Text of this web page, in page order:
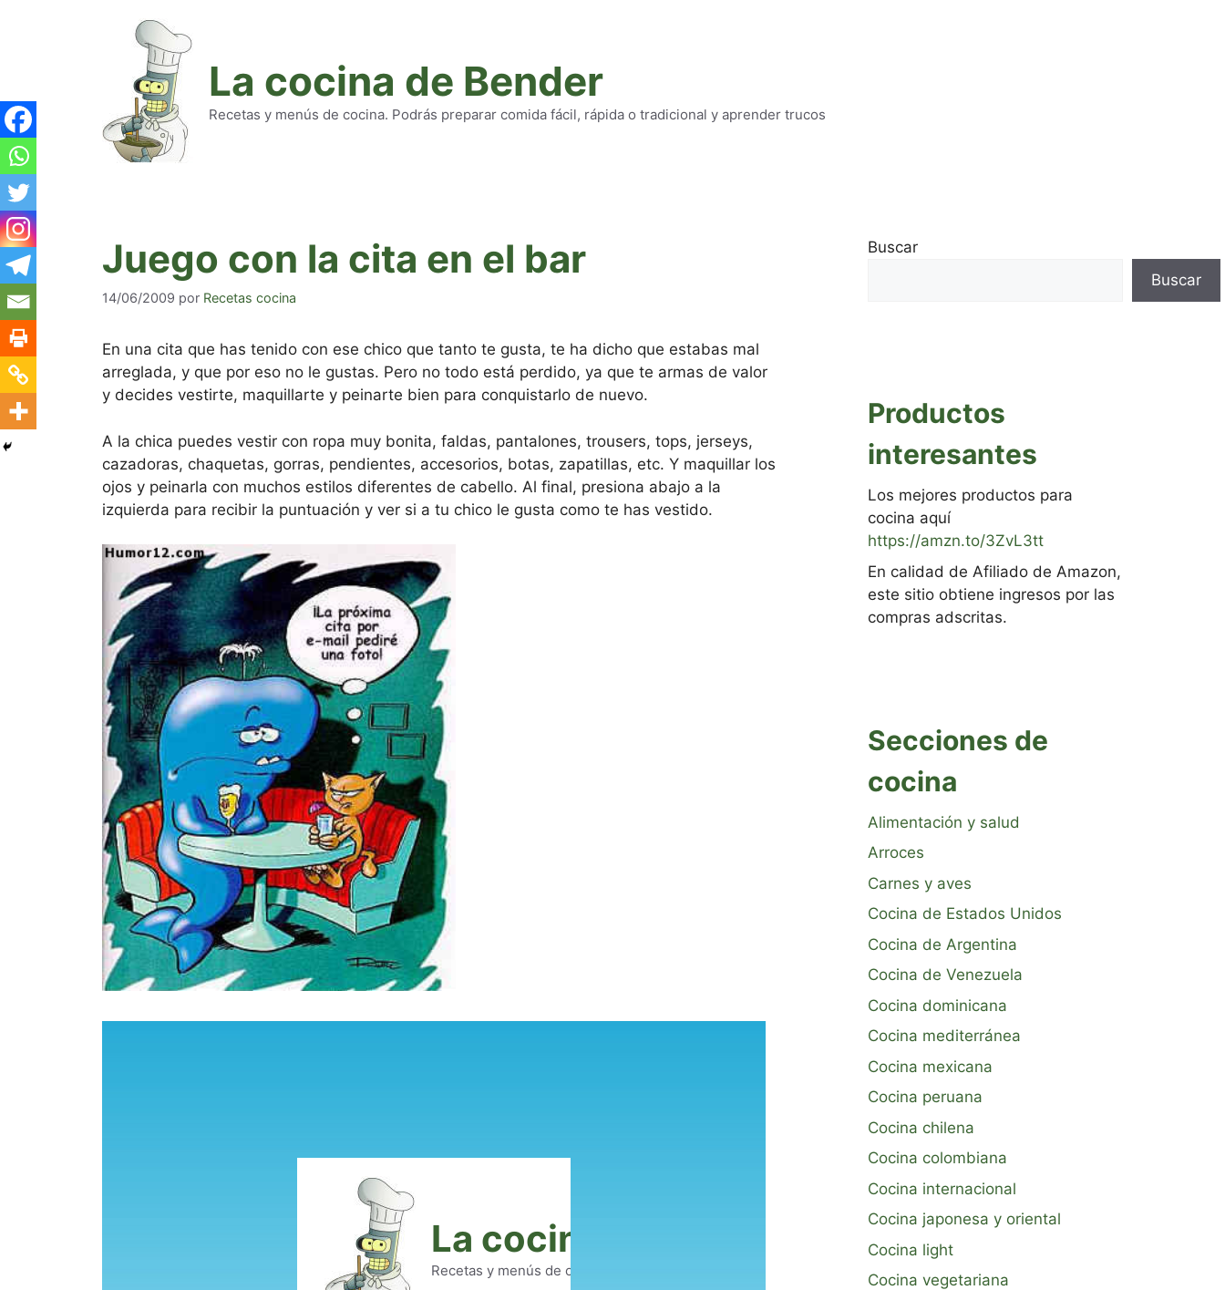
La cocina de Bender
Recetas y menús de cocina. Podrás preparar comida fácil, rápida o tradicional y aprender trucos
Juego con la cita en el bar
14/06/2009 por Recetas cocina
En una cita que has tenido con ese chico que tanto te gusta, te ha dicho que estabas mal
arreglada, y que por eso no le gustas. Pero no todo está perdido, ya que te armas de valor
y decides vestirte, maquillarte y peinarte bien para conquistarlo de nuevo.
A la chica puedes vestir con ropa muy bonita, faldas, pantalones, trousers, tops, jerseys,
cazadoras, chaquetas, gorras, pendientes, accesorios, botas, zapatillas, etc. Y maquillar los
ojos y peinarla con muchos estilos diferentes de cabello. Al final, presiona abajo a la
izquierda para recibir la puntuación y ver si a tu chico le gusta como te has vestido.
Buscar
Buscar
Productos
interesantes
Los mejores productos para
cocina aquí
https://amzn.to/3ZvL3tt
En calidad de Afiliado de Amazon,
este sitio obtiene ingresos por las
compras adscritas.
Secciones de
cocina
Alimentación y salud
Arroces
Carnes y aves
Cocina de Estados Unidos
Cocina de Argentina
Cocina de Venezuela
Cocina dominicana
Cocina mediterránea
Cocina mexicana
Cocina peruana
Cocina chilena
Cocina colombiana
Cocina internacional
Cocina japonesa y oriental
Cocina light
Cocina vegetariana